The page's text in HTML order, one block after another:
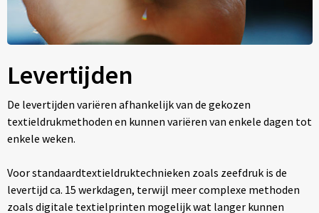
Levertijden
De levertijden variëren afhankelijk van de gekozen
textieldrukmethoden en kunnen variëren van enkele dagen tot
enkele weken.
Voor standaardtextieldruktechnieken zoals zeefdruk is de
levertijd ca. 15 werkdagen, terwijl meer complexe methoden
zoals digitale textielprinten mogelijk wat langer kunnen